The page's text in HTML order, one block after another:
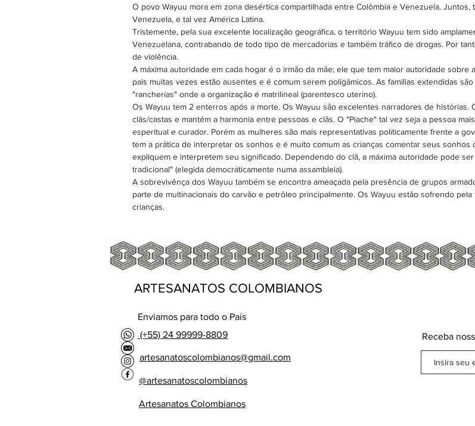
O povo Wayuu mora em zona desértica compartilhada entre Colômbia e Venezuela. Juntos,
Venezuela, e tal vez América Latina.
Tristemente, pela sua excelente localização geográfica, o território Wayuu tem sido
Venezuelana, contrabando de todo tipo de mercadorias e também tráfico de drogas. Por
de violência.
A máxima autoridade em cada hogar é o irmão da mãe; ele que tem maior autoridade sobre
pais muitas vezes estão ausentes e é comum serem poligâmicos. As familias extendidas
"rancherías" onde a organização é matrilineal (parentesco uterino).
Os Wayuu tem 2 enterros após a morte. Os Wayuu são excelentes narradores de
clâs/castas e mantém a harmonia entre pessoas e clãs. O "Piache" tal vez seja a pessoa
esperitual e curador. Porém as mulheres são mais representativas políticamente frente a
tem a prática de interpretar os sonhos e é muito comum as crianças comentar seus sonhos
expliquem e interpretem seu significado. Dependendo do clã, a máxima autoridade pode
tradicional" (elegida democráticamente numa assambleia).
A sobrevivênça dos Wayuu também se encontra ameaçada pela presência de grupos
parte de multinacionais do carvão e petrôleo principalmente. Os Wayuu estão sofrendo
crianças.
ARTESANATOS COLOMBIANOS
Enviamos para todo o País
(+55) 24 99999-8809
artesanatoscolombianos@gmail.com
@artesanatoscolombianos
Artesanatos Colombianos
Receba